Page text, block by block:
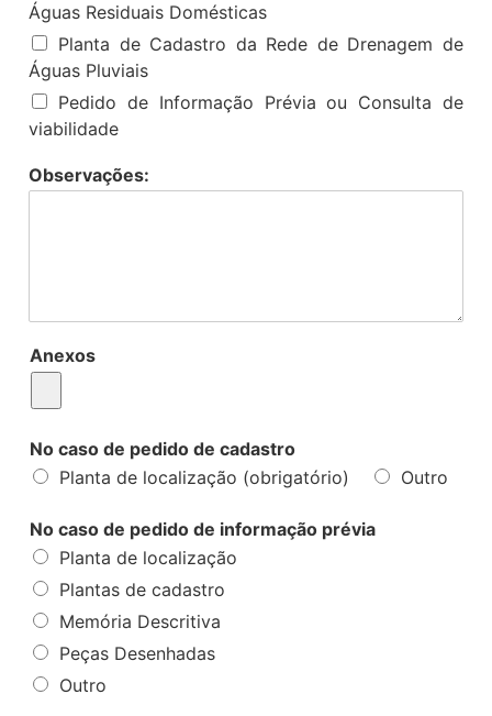
Águas Residuais Domésticas
Planta de Cadastro da Rede de Drenagem de
Águas Pluviais
Pedido de Informação Prévia ou Consulta de
viabilidade
Observações:
Anexos
No caso de pedido de cadastro
Planta de localização (obrigatório)
Outro
No caso de pedido de informação prévia
Planta de localização
Plantas de cadastro
Memória Descritiva
Peças Desenhadas
Outro